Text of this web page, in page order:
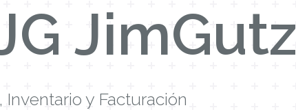
JimGutz
y Facturación